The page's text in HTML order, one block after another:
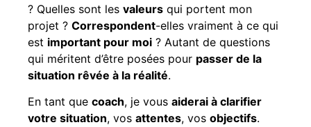
? Quelles sont les valeurs qui portent mon
projet ? Correspondent-elles vraiment à ce qui
est important pour moi ? Autant de questions
qui méritent d’être posées pour passer de la
situation rêvée à la réalité.
En tant que coach, je vous aiderai à clarifier
votre situation, vos attentes, vos objectifs.